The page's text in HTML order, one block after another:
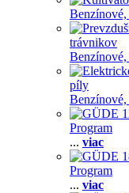
Benzínové,
trávnikov
Benzínové,
píly
Benzínové,
Program
... viac
Program
... viac